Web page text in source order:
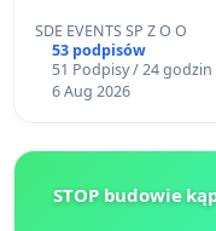
SDE EVENTS SP Z O O
53 podpisów
51 Podpisy / 24 godzin
6 Aug 2026
STOP budowie